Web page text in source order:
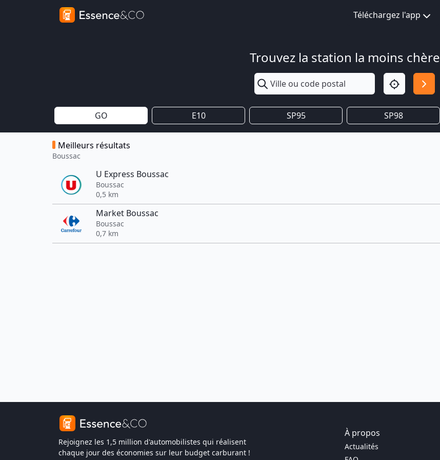
Téléchargez l'app
Trouvez la station la moins chère
GO E10 SP95 SP98
Meilleurs résultats
Boussac
U Express Boussac
Boussac
0,5 km
Market Boussac
Boussac
0,7 km
Rejoignez les 1,5 million d'automobilistes qui réalisent
chaque jour des économies sur leur budget carburant !
À propos
Actualités